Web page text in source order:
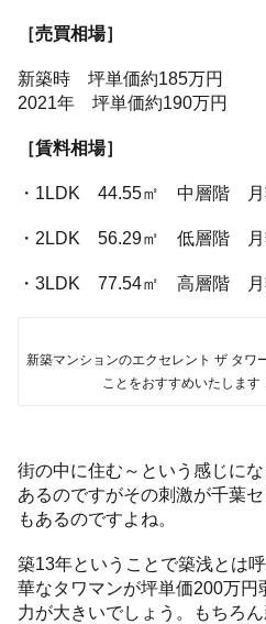
［売買相場］
新築時 坪単価約185万円
2021年 坪単価約190万円
［賃料相場］
・1LDK 44.55㎡ 中層階 月
・2LDK 56.29㎡ 低層階 月
・3LDK 77.54㎡ 高層階 月
新築マンションのエクセレント ザ タワ
ことをおすすめいたします
街の中に住む～という感じに
あるのですがその刺激が千葉
もあるのですよね。
築13年ということで築浅とは
華なタワマンが坪単価200万
力が大きいでしょう。もちろ